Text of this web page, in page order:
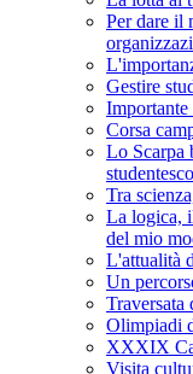
Per dare il
Gestire
Corsa
Lo Scarpa
Tra
La logica,
del mio
L'attualità
Un
Olimpiadi
XXXIX
Visita